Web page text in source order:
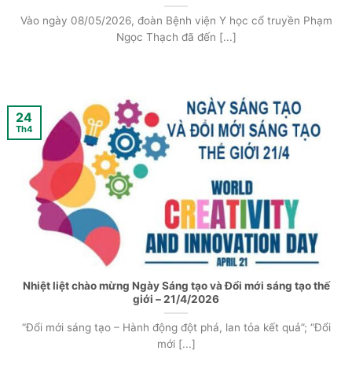
Vào ngày 08/05/2026, đoàn Bệnh viện Y học cổ truyền Phạm
Ngọc Thạch đã đến [...]
Nhiệt liệt chào mừng Ngày Sáng tạo và Đổi mới sáng tạo thế
giới – 21/4/2026
“Đổi mới sáng tạo – Hành động đột phá, lan tỏa kết quả”; “Đổi
mới [...]
24
Th4